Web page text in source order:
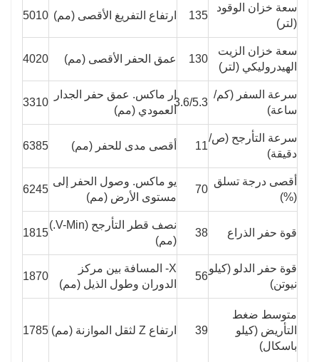
سعة خزان الوقود
(لتر)
135 ارتفاع التفريغ الأقصى (مم) 5010
سعة خزان الزيت
الهيدروليكي (لتر)
130 عمق الحفر الأقصى (مم) 4020
سرعة السفر (كم/
ساعة)
3.6/5.3
ار ماكس. عمق حفر الجدار
العمودي (مم)
3310
سرعة التأرجح (ص/
دقيقة)
11 أقصى مدى للحفر (مم) 6385
أقصى درجة تسلق
(%)
70
يو ماكس. وصول الحفر إلى
مستوى الأرض (مم)
6245
قوة حفر الذراع 38
نصف قطر التأرجح (V-Min.)
(مم)
1815
قوة حفر الدلو (كيلو
نيوتن)
56
X- المسافة بين مركز
الدوران وطول الذيل (مم)
1870
متوسط ​​ضغط
التأريض (كيلو
باسكال)
39 ارتفاع Z لثقل الموازنة (مم) 1785